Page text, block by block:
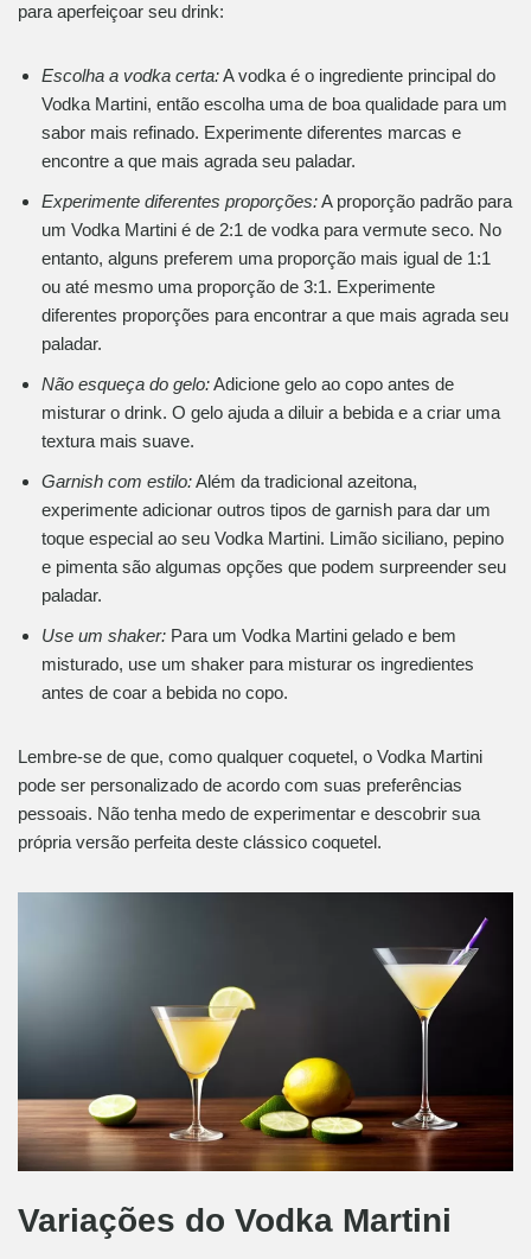
para aperfeiçoar seu drink:
Escolha a vodka certa:A vodka é o ingrediente principal do
Vodka Martini, então escolha uma de boa qualidade para um
sabor mais refinado. Experimente diferentes marcas e
encontre a que mais agrada seu paladar.
Experimente diferentes proporções:A proporção padrão para
um Vodka Martini é de 2:1 de vodka para vermute seco. No
entanto, alguns preferem uma proporção mais igual de 1:1
ou até mesmo uma proporção de 3:1. Experimente
diferentes proporções para encontrar a que mais agrada seu
paladar.
Não esqueça do gelo:Adicione gelo ao copo antes de
misturar o drink. O gelo ajuda a diluir a bebida e a criar uma
textura mais suave.
Garnish com estilo:Além da tradicional azeitona,
experimente adicionar outros tipos de garnish para dar um
toque especial ao seu Vodka Martini. Limão siciliano, pepino
e pimenta são algumas opções que podem surpreender seu
paladar.
Use um shaker: Para um Vodka Martini gelado e bem
misturado, use um shaker para misturar os ingredientes
antes de coar a bebida no copo.
Lembre-se de que, como qualquer coquetel, o Vodka Martini
pode ser personalizado de acordo com suas preferências
pessoais. Não tenha medo de experimentar e descobrir sua
própria versão perfeita deste clássico coquetel.
Variações do Vodka Martini